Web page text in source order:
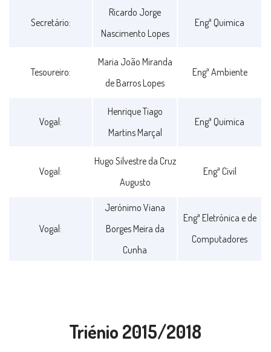
Secretário:
Ricardo Jorge
Nascimento Lopes
Engª Quimica
Tesoureiro:
Maria João Miranda
de Barros Lopes
Engª Ambiente
Vogal:
Henrique Tiago
Martins Marçal
Engª Quimica
Vogal:
Hugo Silvestre da Cruz
Augusto
Engª Civil
Vogal:
Jerónimo Viana
Borges Meira da
Cunha
Engª Eletrónica e de
Computadores
Triénio 2015/2018